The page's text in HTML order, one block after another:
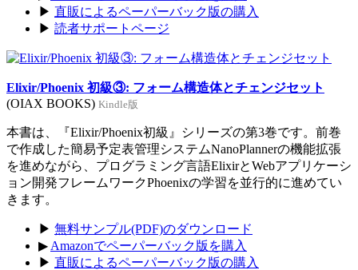
▶ 直販によるペーパーバック版の購入
▶ 読者サポートページ
Elixir/Phoenix 初級③: フォーム構造体とチェンジセット
(OIAX BOOKS) Kindle版
本書は、『Elixir/Phoenix初級』シリーズの第3巻です。前巻
で作成した簡易予定表管理システムNanoPlannerの機能拡張
を進めながら、プログラミング言語ElixirとWebアプリケーシ
ョン開発フレームワークPhoenixの学習を並行的に進めてい
きます。
▶ 無料サンプル(PDF)のダウンロード
▶ Amazonでペーパーバック版を購入
▶ 直販によるペーパーバック版の購入